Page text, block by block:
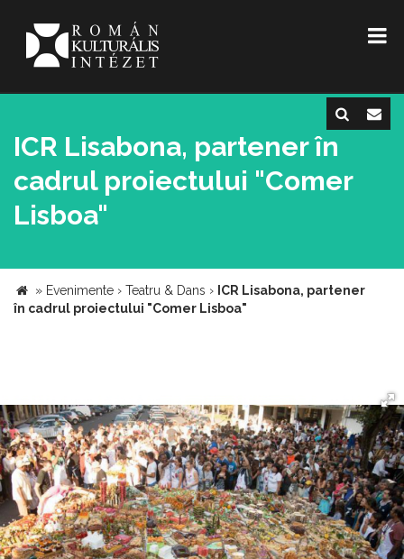
ICR Lisabona, partener în
cadrul proiectului "Comer
Lisboa"
» Evenimente › Teatru & Dans › ICR Lisabona, partener
în cadrul proiectului "Comer Lisboa"